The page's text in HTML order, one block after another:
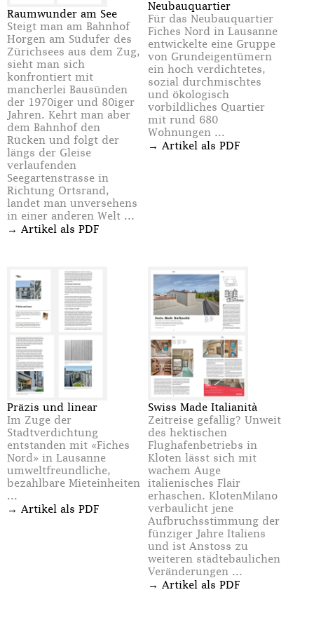
Raumwunder am See
Steigt man am Bahnhof
Horgen am Südufer des
Zürichsees aus dem Zug,
sieht man sich
konfrontiert mit
mancherlei Bausünden
der 1970iger und 80iger
Jahren. Kehrt man aber
dem Bahnhof den
Rücken und folgt der
längs der Gleise
verlaufenden
Seegartenstrasse in
Richtung Ortsrand,
landet man unversehens
in einer anderen Welt ...
→ Artikel als PDF
Neubauquartier
Für das Neubauquartier
Fiches Nord in Lausanne
entwickelte eine Gruppe
von Grundeigentümern
ein hoch verdichtetes,
sozial durchmischtes
und ökologisch
vorbildliches Quartier
mit rund 680
Wohnungen ...
→ Artikel als PDF
Präzis und linear
Im Zuge der
Stadtverdichtung
entstanden mit «Fiches
Nord» in Lausanne
umweltfreundliche,
bezahlbare Mieteinheiten
...
→ Artikel als PDF
Swiss Made Italianità
Zeitreise gefällig? Unweit
des hektischen
Flughafenbetriebs in
Kloten lässt sich mit
wachem Auge
italienisches Flair
erhaschen. KlotenMilano
verbaulicht jene
Aufbruchsstimmung der
fünziger Jahre Italiens
und ist Anstoss zu
weiteren städtebaulichen
Veränderungen ...
→ Artikel als PDF